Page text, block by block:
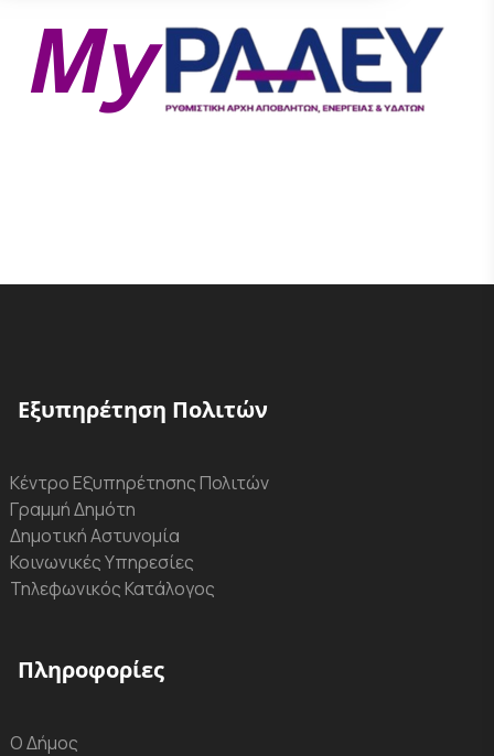
Εξυπηρέτηση Πολιτών
Κέντρο Εξυπηρέτησης Πολιτών
Γραμμή Δημότη
Δημοτική Αστυνομία
Κοινωνικές Υπηρεσίες
Τηλεφωνικός Κατάλογος
Πληροφορίες
Ο Δήμος